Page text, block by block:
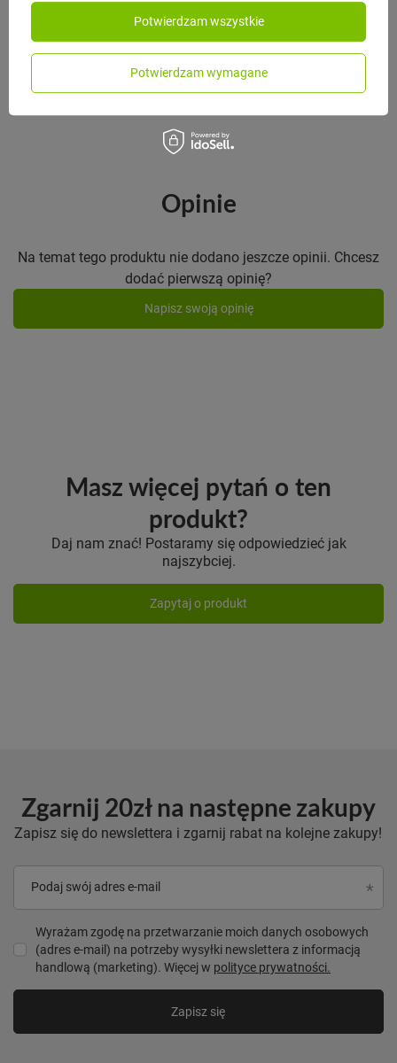
Monbento Lunchbox Bento Original
Graphic Papercut
Opinie
Na temat tego produktu nie dodano jeszcze opinii. Chcesz
dodać pierwszą opinię?
Napisz swoją opinię
Masz więcej pytań o ten
produkt?
Daj nam znać! Postaramy się odpowiedzieć jak
najszybciej.
Zapytaj o produkt
Zgarnij 20zł na następne zakupy
Zapisz się do newslettera i zgarnij rabat na kolejne zakupy!
Podaj swój adres e-mail
Wyrażam zgodę na przetwarzanie moich danych osobowych
(adres e-mail) na potrzeby wysyłki newslettera z informacją
handlową (marketing). Więcej w polityce prywatności.
Zapisz się
Potwierdzam wymagane
Potwierdzam wszystkie